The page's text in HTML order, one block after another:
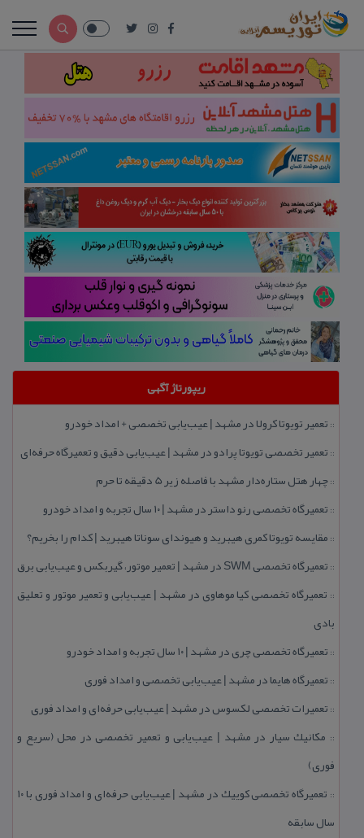
ریپورتاژ آگهی
:: تعمیر تویوتا كرولا در مشهد | عیب‌یابی تخصصی + امداد خودرو
:: تعمیر تخصصی تویوتا پرادو در مشهد | عیب‌یابی دقیق و تعمیرگاه حرفه‌ای
::چهار هتل‌ ستاره‌دار مشهد با فاصله زیر 5 دقیقه تا حرم
:: تعمیرگاه تخصصی رنو داستر در مشهد | ۱۰ سال تجربه و امداد خودرو
:: مقایسه تویوتا كمری هیبرید و هیوندای سوناتا هیبرید | كدام را بخریم؟
:: تعمیرگاه تخصصی SWM در مشهد | تعمیر موتور، گیربكس و عیب‌یابی برق
:: تعمیرگاه تخصصی كیا موهاوی در مشهد | عیب‌یابی و تعمیر موتور و تعلیق
بادی
:: تعمیرگاه تخصصی چری در مشهد | ۱۰ سال تجربه و امداد خودرو
:: تعمیرگاه هایما در مشهد | عیب‌یابی تخصصی و امداد فوری
:: تعمیرات تخصصی لكسوس در مشهد | عیب‌یابی حرفه‌ای و امداد فوری
:: مكانیك سیار در مشهد | عیب‌یابی و تعمیر تخصصی در محل (سریع و
فوری)
::
تعمیرگاه تخصصی كوییك در مشهد | عیب‌یابی حرفه‌ای و امداد فوری با ۱۰
سال سابقه